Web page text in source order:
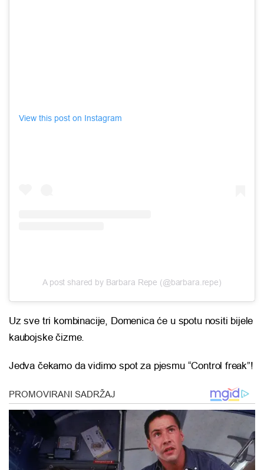
View this post on Instagram
A post shared by Barbara Repe (@barbara.repe)
Uz sve tri kombinacije, Domenica će u spotu nositi bijele
kaubojske čizme.
Jedva čekamo da vidimo spot za pjesmu “Control freak”!